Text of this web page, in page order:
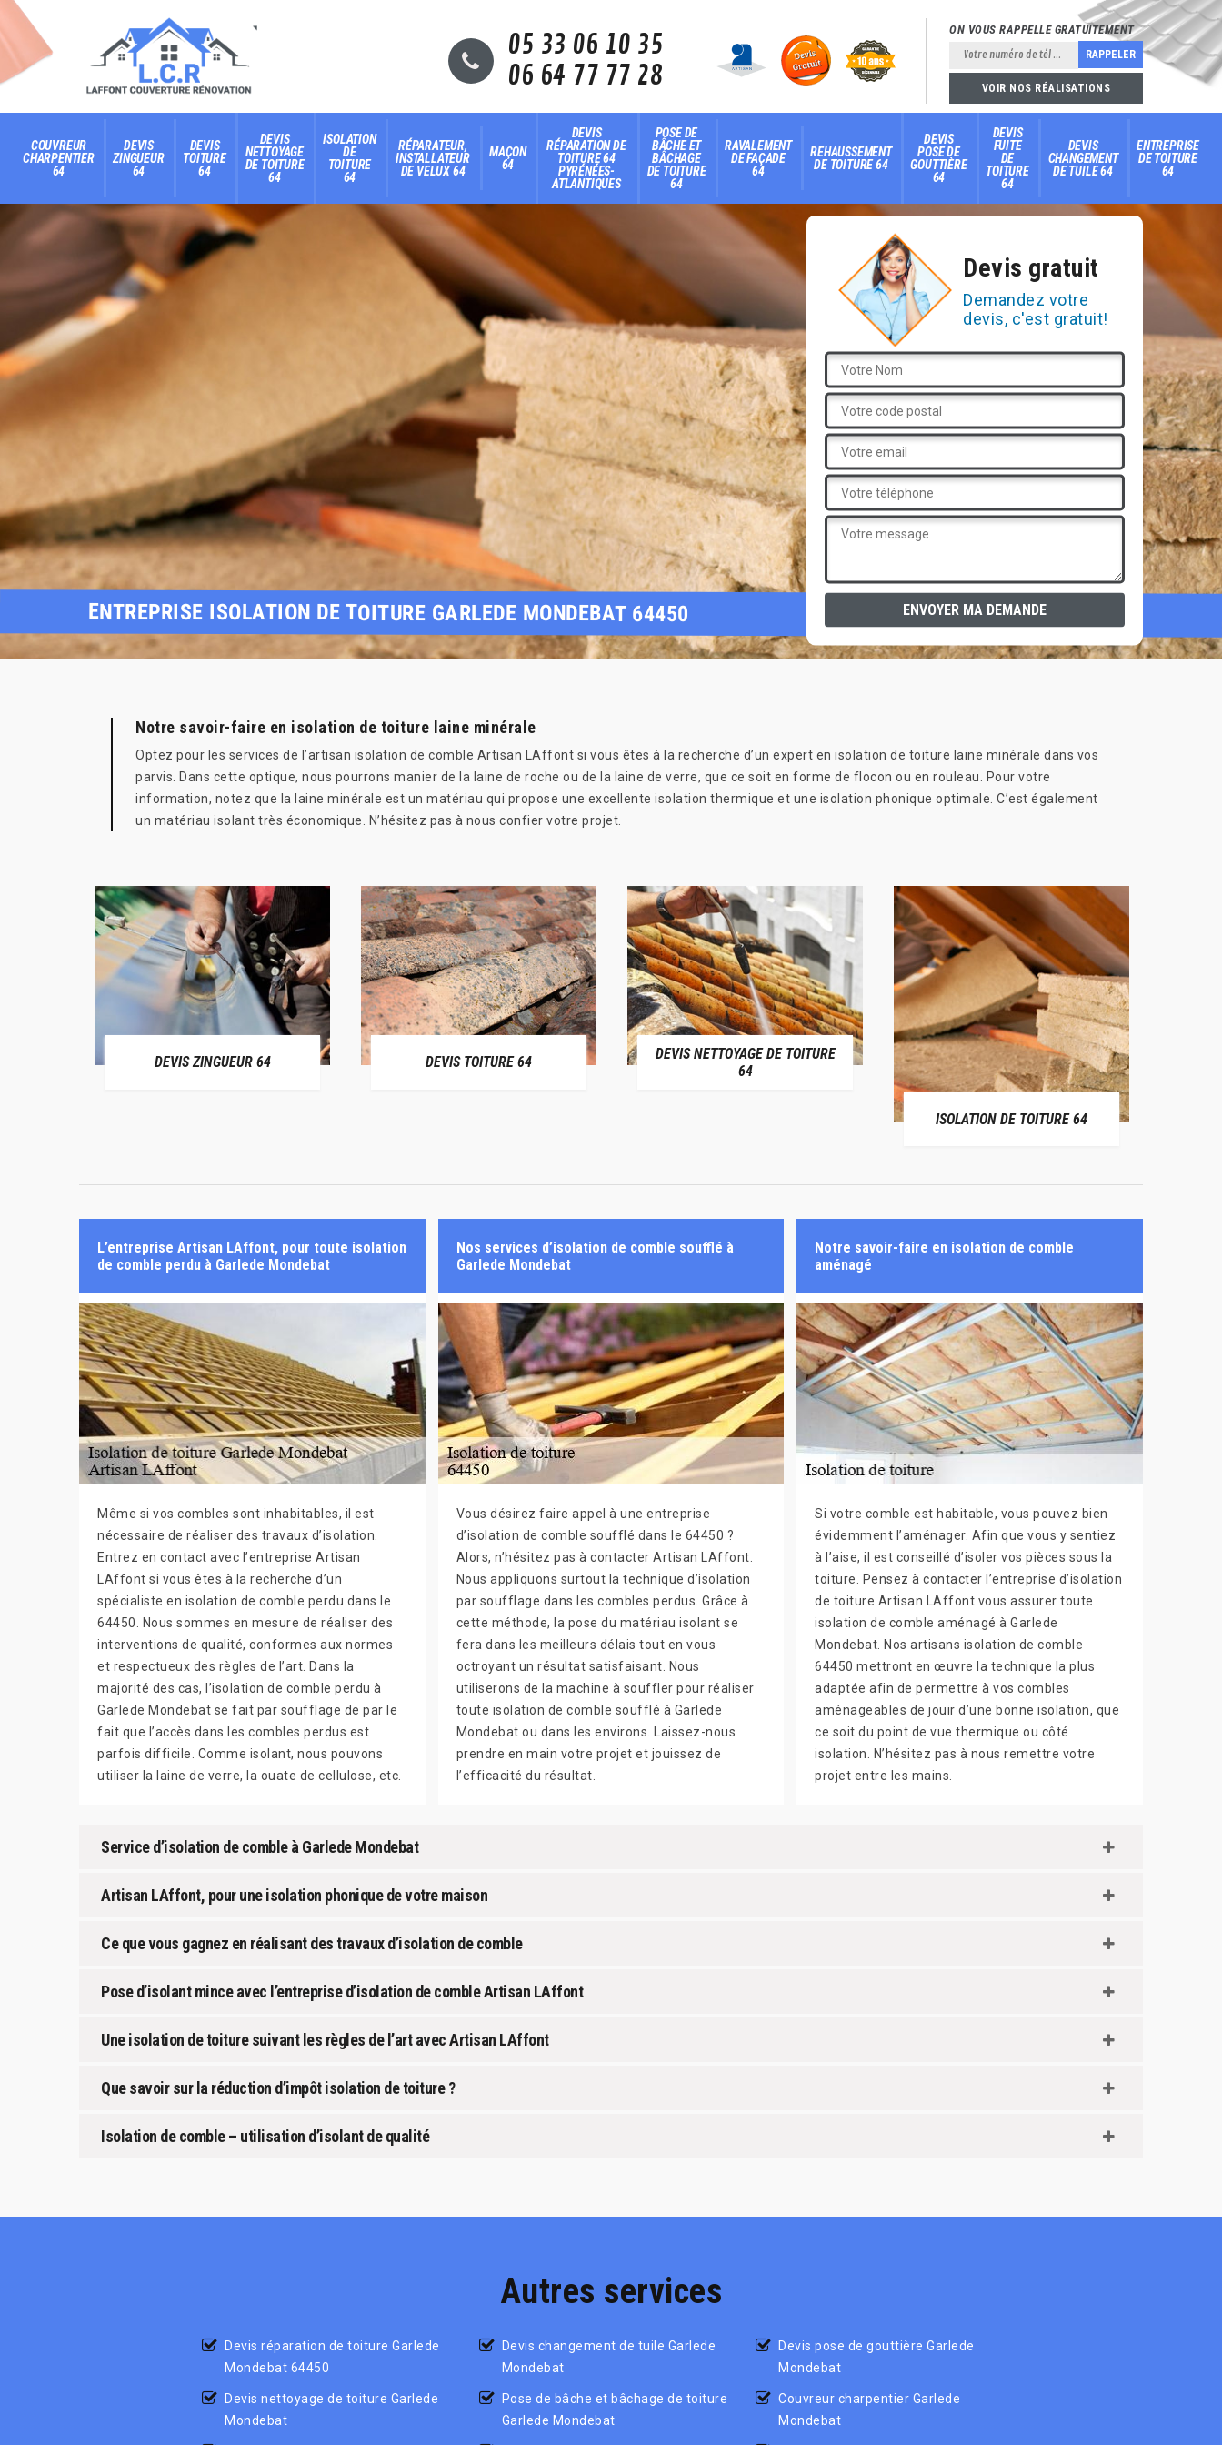
05 33 06 10 35
06 64 77 77 28
ON VOUS RAPPELLE GRATUITEMENT
VOIR NOS RÉALISATIONS
COUVREUR
CHARPENTIER
64
DEVIS
ZINGUEUR
64
DEVIS
TOITURE
64
DEVIS
NETTOYAGE
DE TOITURE
64
ISOLATION
DE
TOITURE
64
RÉPARATEUR,
INSTALLATEUR
DE VELUX 64
MAÇON
64
DEVIS
RÉPARATION DE
TOITURE 64
PYRÉNÉES-
ATLANTIQUES
POSE DE
BÂCHE ET
BÂCHAGE
DE TOITURE
64
RAVALEMENT
DE FAÇADE
64
REHAUSSEMENT
DE TOITURE 64
DEVIS
POSE DE
GOUTTIÈRE
64
DEVIS
FUITE
DE
TOITURE
64
DEVIS
CHANGEMENT
DE TUILE 64
ENTREPRISE
DE TOITURE
64
Devis gratuit
Demandez votre
devis, c'est gratuit!
ENTREPRISE ISOLATION DE TOITURE GARLEDE MONDEBAT 64450
Notre savoir-faire en isolation de toiture laine minérale
Optez pour les services de l’artisan isolation de comble Artisan LAffont si vous êtes à la recherche d’un expert en isolation de toiture laine minérale dans vos
parvis. Dans cette optique, nous pourrons manier de la laine de roche ou de la laine de verre, que ce soit en forme de flocon ou en rouleau. Pour votre
information, notez que la laine minérale est un matériau qui propose une excellente isolation thermique et une isolation phonique optimale. C’est également
un matériau isolant très économique. N’hésitez pas à nous confier votre projet.
DEVIS ZINGUEUR 64 DEVIS TOITURE 64
DEVIS NETTOYAGE DE TOITURE
64
ISOLATION DE TOITURE 64
L’entreprise Artisan LAffont, pour toute isolation
de comble perdu à Garlede Mondebat
Même si vos combles sont inhabitables, il est
nécessaire de réaliser des travaux d’isolation.
Entrez en contact avec l’entreprise Artisan
LAffont si vous êtes à la recherche d’un
spécialiste en isolation de comble perdu dans le
64450. Nous sommes en mesure de réaliser des
interventions de qualité, conformes aux normes
et respectueux des règles de l’art. Dans la
majorité des cas, l’isolation de comble perdu à
Garlede Mondebat se fait par soufflage de par le
fait que l’accès dans les combles perdus est
parfois difficile. Comme isolant, nous pouvons
utiliser la laine de verre, la ouate de cellulose, etc.
Nos services d’isolation de comble soufflé à
Garlede Mondebat
Vous désirez faire appel à une entreprise
d’isolation de comble soufflé dans le 64450 ?
Alors, n’hésitez pas à contacter Artisan LAffont.
Nous appliquons surtout la technique d’isolation
par soufflage dans les combles perdus. Grâce à
cette méthode, la pose du matériau isolant se
fera dans les meilleurs délais tout en vous
octroyant un résultat satisfaisant. Nous
utiliserons de la machine à souffler pour réaliser
toute isolation de comble soufflé à Garlede
Mondebat ou dans les environs. Laissez-nous
prendre en main votre projet et jouissez de
l’efficacité du résultat.
Notre savoir-faire en isolation de comble
aménagé
Si votre comble est habitable, vous pouvez bien
évidemment l’aménager. Afin que vous y sentiez
à l’aise, il est conseillé d’isoler vos pièces sous la
toiture. Pensez à contacter l’entreprise d’isolation
de toiture Artisan LAffont vous assurer toute
isolation de comble aménagé à Garlede
Mondebat. Nos artisans isolation de comble
64450 mettront en œuvre la technique la plus
adaptée afin de permettre à vos combles
aménageables de jouir d’une bonne isolation, que
ce soit du point de vue thermique ou côté
isolation. N’hésitez pas à nous remettre votre
projet entre les mains.
Service d’isolation de comble à Garlede Mondebat
Artisan LAffont, pour une isolation phonique de votre maison
Ce que vous gagnez en réalisant des travaux d’isolation de comble
Pose d’isolant mince avec l’entreprise d’isolation de comble Artisan LAffont
Une isolation de toiture suivant les règles de l’art avec Artisan LAffont
Que savoir sur la réduction d’impôt isolation de toiture ?
Isolation de comble – utilisation d’isolant de qualité
Autres services
Devis réparation de toiture Garlede
Mondebat 64450
Devis nettoyage de toiture Garlede
Mondebat
Devis changement de tuile Garlede
Mondebat
Pose de bâche et bâchage de toiture
Garlede Mondebat
Devis pose de gouttière Garlede
Mondebat
Couvreur charpentier Garlede
Mondebat